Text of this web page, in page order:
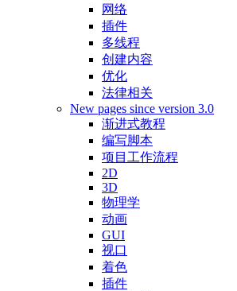
网络
插件
多线程
创建内容
优化
法律相关
New pages since version 3.0
渐进式教程
编写脚本
项目工作流程
2D
3D
物理学
动画
GUI
视口
着色
插件